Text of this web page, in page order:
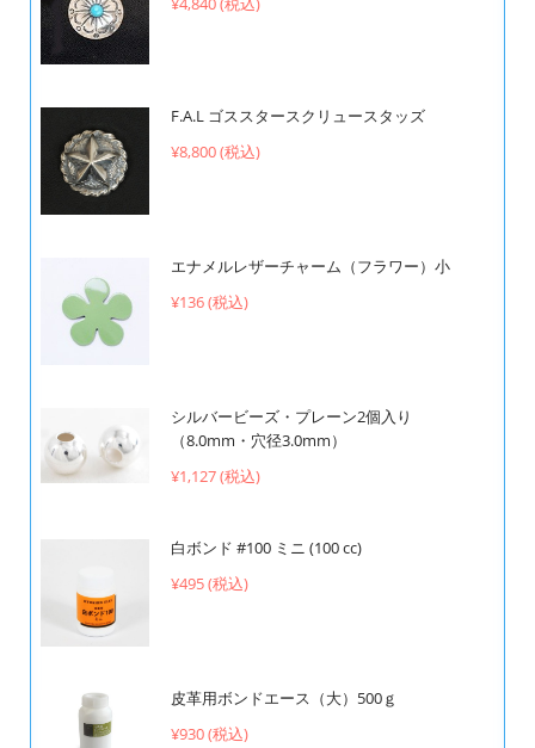
F.A.L ゴススタースクリュースタッズ
¥8,800 (税込)
エナメルレザーチャーム（フラワー）小
¥136 (税込)
シルバービーズ・プレーン2個入り
（8.0mm・穴径3.0mm）
¥1,127 (税込)
白ボンド #100 ミニ (100 cc)
¥495 (税込)
皮革用ボンドエース（大）500ｇ
¥930 (税込)